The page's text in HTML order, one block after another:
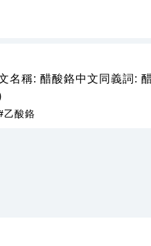
名稱: 醋酸鉻中文同義詞:
乙酸鉻